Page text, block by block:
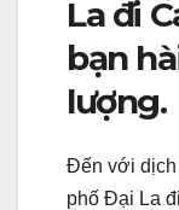
La đi
bạn
lượng.
Đến với dịch
phố Đại La